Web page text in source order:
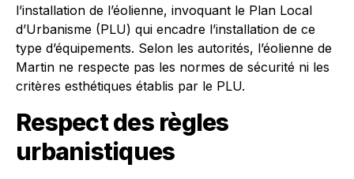
l’installation de l’éolienne, invoquant le Plan Local
d’Urbanisme (PLU) qui encadre l’installation de ce
type d’équipements. Selon les autorités, l’éolienne de
Martin ne respecte pas les normes de sécurité ni les
critères esthétiques établis par le PLU.
Respect des règles
urbanistiques